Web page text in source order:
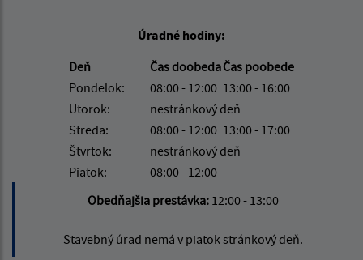
Úradné hodiny:
Deň
Čas doobedaČas poobede
Pondelok:
08:00 - 12:00 13:00 - 16:00
Utorok:
nestránkový deň
Streda:
08:00 - 12:00 13:00 - 17:00
Štvrtok:
nestránkový deň
Piatok:
08:00 - 12:00
Obedňajšia prestávka: 12:00 - 13:00
Stavebný úrad nemá v piatok stránkový deň.